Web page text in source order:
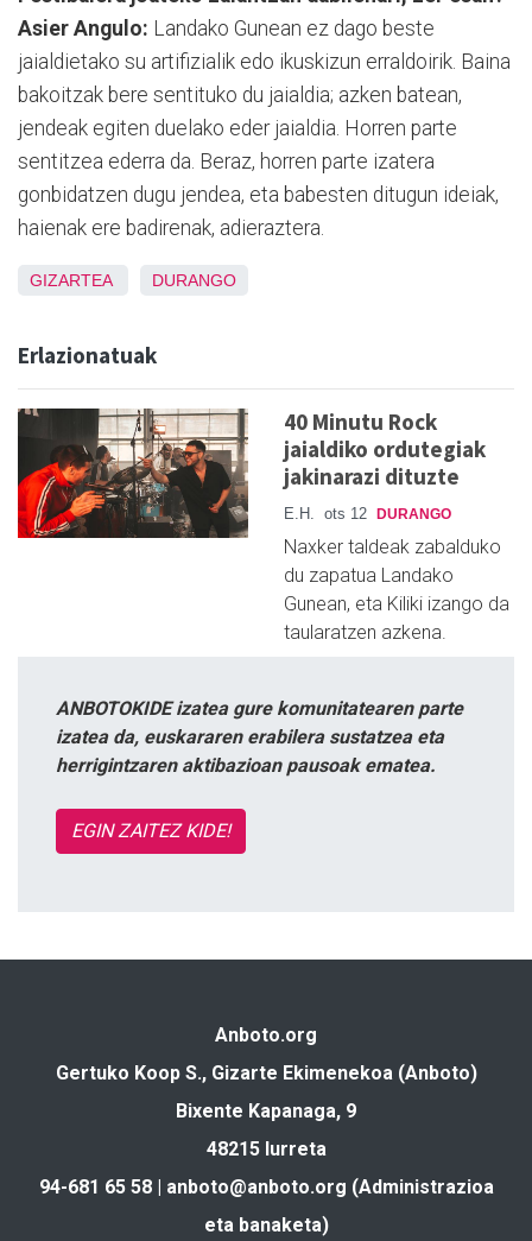
Asier Angulo: Landako Gunean ez dago beste
jaialdietako su artifizialik edo ikuskizun erraldoirik. Baina
bakoitzak bere sentituko du jaialdia; azken batean,
jendeak egiten duelako eder jaialdia. Horren parte
sentitzea ederra da. Beraz, horren parte izatera
gonbidatzen dugu jendea, eta babesten ditugun ideiak,
haienak ere badirenak, adieraztera.
GIZARTEA DURANGO
Erlazionatuak
40 Minutu Rock
jaialdiko ordutegiak
jakinarazi dituzte
E.H. ots 12 DURANGO
Naxker taldeak zabalduko
du zapatua Landako
Gunean, eta Kiliki izango da
taularatzen azkena.
ANBOTOKIDE izatea gure komunitatearen parte
izatea da, euskararen erabilera sustatzea eta
herrigintzaren aktibazioan pausoak ematea.
EGIN ZAITEZ KIDE!
Anboto.org
Gertuko Koop S., Gizarte Ekimenekoa (Anboto)
Bixente Kapanaga, 9
48215 Iurreta
94-681 65 58 | anboto@anboto.org (Administrazioa
eta banaketa)